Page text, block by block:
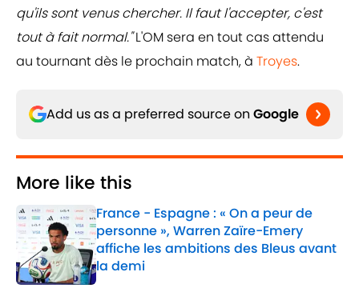
qu'ils sont venus chercher. Il faut l'accepter, c'est
tout à fait normal."L'OM sera en tout cas attendu
au tournant dès le prochain match, à Troyes.
Add us as a preferred source on Google
More like this
France - Espagne : « On a peur de
personne », Warren Zaïre-Emery
affiche les ambitions des Bleus avant
la demi
Published by on Invalid Date